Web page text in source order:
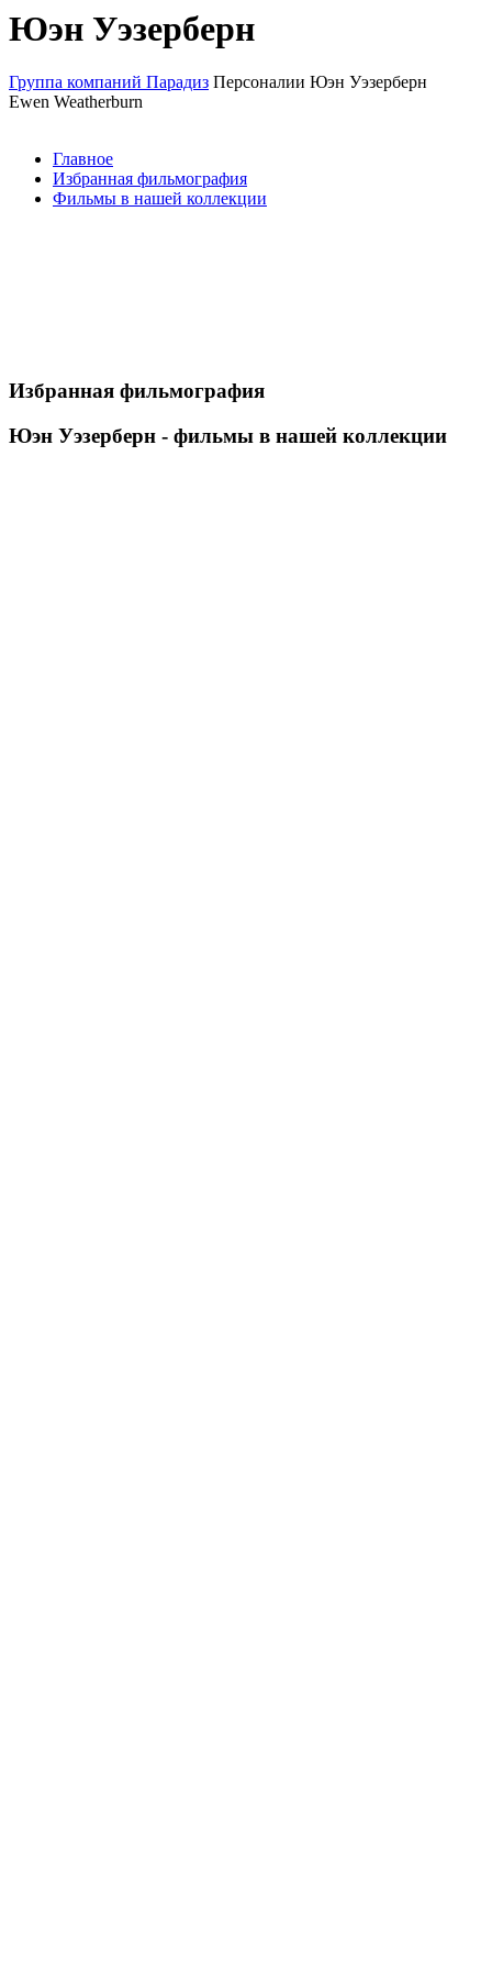
Юэн Уэзерберн
Группа компаний Парадиз Персоналии Юэн Уэзерберн
Ewen Weatherburn
Главное
Избранная фильмография
Фильмы в нашей коллекции
Избранная фильмография
Юэн Уэзерберн - фильмы в нашей коллекции